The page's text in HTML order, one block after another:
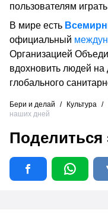
пользователям
В мире есть
официальный
Организацией
вдохновить людей
глобального
Бери и делай / Культура /
наших дней
Поделиться